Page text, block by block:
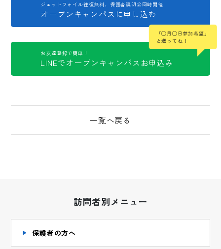
ジェットフォイル往復無料、保護者説明会同時開催
オープンキャンパスに申し込む
お友達登録で簡単！
LINEでオープンキャンパスお申込み
「◯月◯日参加希望」
と送ってね！
一覧へ戻る
訪問者別メニュー
保護者の方へ